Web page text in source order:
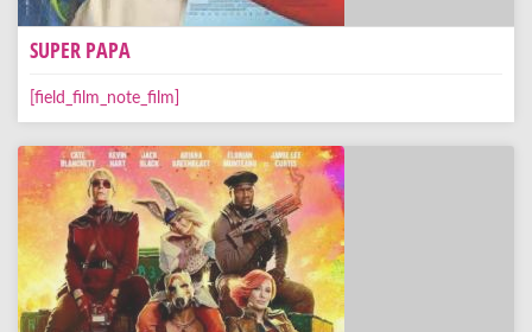
SUPER PAPA
[field_film_note_film]